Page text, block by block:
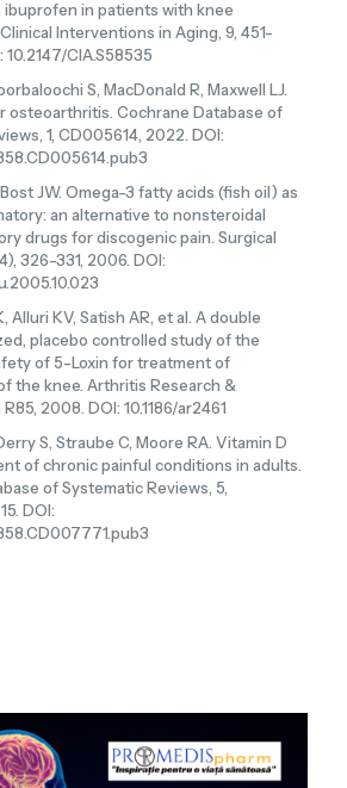
ibuprofen in patients with knee
Interventions in Aging, 9, 451-
10.2147/CIA.S58535
S, MacDonald R, Maxwell LJ.
osteoarthritis. Cochrane Database of
1, CD005614, 2022. DOI:
JW. Omega-3 fatty acids (fish oil) as
an alternative to nonsteroidal
drugs for discogenic pain. Surgical
326-331, 2006. DOI:
Alluri KV, Satish AR, et al. A double
placebo controlled study of the
of 5-Loxin for treatment of
the knee. Arthritis Research &
2008. DOI: 10.1186/ar2461
S, Straube C, Moore RA. Vitamin D
of chronic painful conditions in adults.
of Systematic Reviews, 5,
DOI: